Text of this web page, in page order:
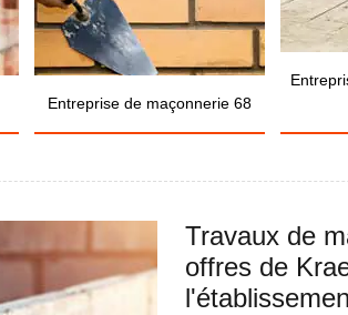
Entreprise de maçonnerie 68
Travaux de
offres de